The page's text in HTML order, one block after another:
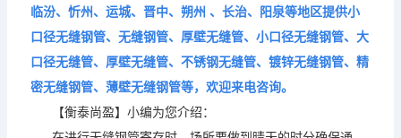
临汾、忻州、运城、晋中、朔州 、长治、阳泉等地区提供小
口径无缝钢管、无缝钢管、厚壁无缝管、小口径无缝钢管、大
口径无缝管、厚壁无缝管、不锈钢无缝管、镀锌无缝钢管、精
密无缝钢管、薄壁无缝钢管等，欢迎来电咨询。
【衡泰尚盈】小编为您介绍：